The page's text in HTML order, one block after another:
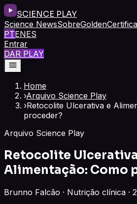
SCIENCE PLAY
Science NewsSobreGolden
PTENES
Entrar
DAR PLAY
Home
›Arquivo Science Play
›Retocolite Ulcerativa e
proceder?
Arquivo Science Play
Retocolite
Alimentação: Como
Brunno Falcão · Nutrição clínica ·